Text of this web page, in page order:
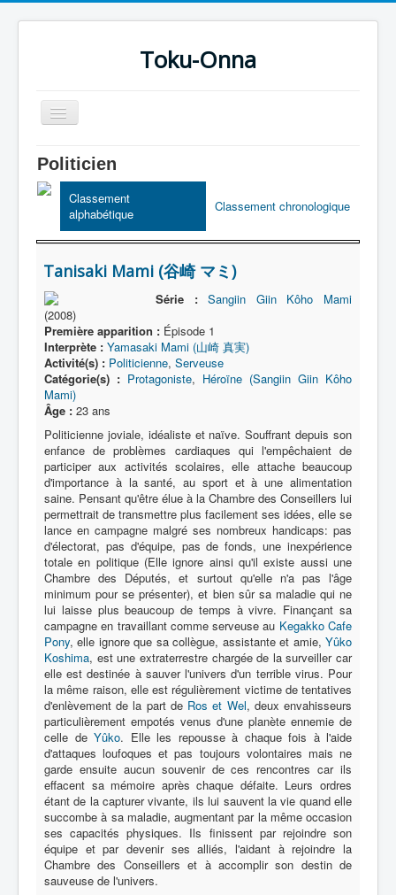
Toku-Onna
Basculer
la
Accueil
Toku-Actrices
Toku-Critiques
Séries
Films
COSAA
Dessins
Artiste Asperger
Lexique
Série
Acteur
Équipe
Personnage
Transformation
Équipement
Mecha
Objet
Lieu
Épisode
Référence
Fanservice
Générique
Protagoniste
Entourage
Antagoniste
Politicien
Classement
alphabétique
Classement chronologique
Tanisaki Mami (谷崎 マミ)
Série :
Sangiin Giin Kôho Mami
(2008)
Première apparition : Épisode 1
Interprète : Yamasaki Mami (山崎 真実)
Activité(s) : Politicienne, Serveuse
Catégorie(s) : Protagoniste, Héroïne (Sangiin Giin Kôho
Mami)
Âge : 23 ans
Politicienne joviale, idéaliste et naïve. Souffrant depuis son
enfance de problèmes cardiaques qui l'empêchaient de
participer aux activités scolaires, elle attache beaucoup
d'importance à la santé, au sport et à une alimentation
saine. Pensant qu'être élue à la Chambre des Conseillers lui
permettrait de transmettre plus facilement ses idées, elle se
lance en campagne malgré ses nombreux handicaps: pas
d'électorat, pas d'équipe, pas de fonds, une inexpérience
totale en politique (Elle ignore ainsi qu'il existe aussi une
Chambre des Députés, et surtout qu'elle n'a pas l'âge
minimum pour se présenter), et bien sûr sa maladie qui ne
lui laisse plus beaucoup de temps à vivre. Finançant sa
campagne en travaillant comme serveuse au Kegakko Cafe
Pony, elle ignore que sa collègue, assistante et amie, Yûko
Koshima, est une extraterrestre chargée de la surveiller car
elle est destinée à sauver l'univers d'un terrible virus. Pour
la même raison, elle est régulièrement victime de tentatives
d'enlèvement de la part de Ros et Wel, deux envahisseurs
particulièrement empotés venus d'une planète ennemie de
celle de Yûko. Elle les repousse à chaque fois à l'aide
d'attaques loufoques et pas toujours volontaires mais ne
garde ensuite aucun souvenir de ces rencontres car ils
effacent sa mémoire après chaque défaite. Leurs ordres
étant de la capturer vivante, ils lui sauvent la vie quand elle
succombe à sa maladie, augmentant par la même occasion
ses capacités physiques. Ils finissent par rejoindre son
équipe et par devenir ses alliés, l'aidant à rejoindre la
Chambre des Conseillers et à accomplir son destin de
sauveuse de l'univers.